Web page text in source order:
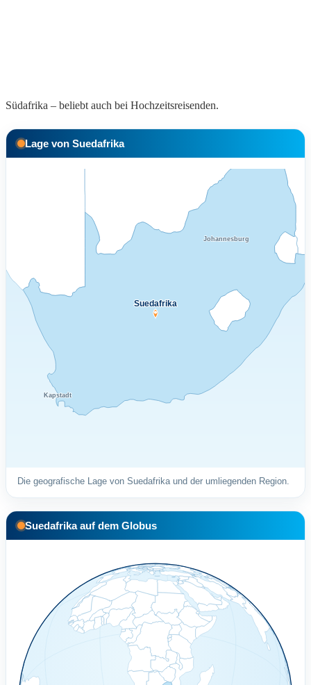
Südafrika – beliebt auch bei Hochzeitsreisenden.
Lage von Suedafrika
Kapstadt
Johannesburg
Suedafrika
Die geografische Lage von Suedafrika und der umliegenden Region.
Suedafrika auf dem Globus